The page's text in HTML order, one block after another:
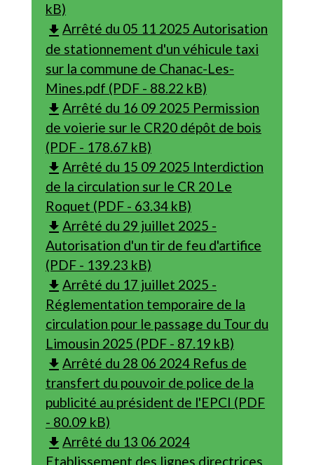
kB)
file_download Arrêté du 05 11 2025 Autorisation
de stationnement d'un véhicule taxi
sur la commune de Chanac-Les-
Mines.pdf (PDF - 88.22 kB)
file_download Arrêté du 16 09 2025 Permission
de voierie sur le CR20 dépôt de bois
(PDF - 178.67 kB)
file_download Arrêté du 15 09 2025 Interdiction
de la circulation sur le CR 20 Le
Roquet (PDF - 63.34 kB)
file_download Arrêté du 29 juillet 2025 -
Autorisation d'un tir de feu d'artifice
(PDF - 139.23 kB)
file_download Arrêté du 17 juillet 2025 -
Réglementation temporaire de la
circulation pour le passage du Tour du
Limousin 2025 (PDF - 87.19 kB)
file_download Arrêté du 28 06 2024 Refus de
transfert du pouvoir de police de la
publicité au président de l'EPCI (PDF
- 80.09 kB)
file_download Arrêté du 13 06 2024
Etablissement des lignes directrices